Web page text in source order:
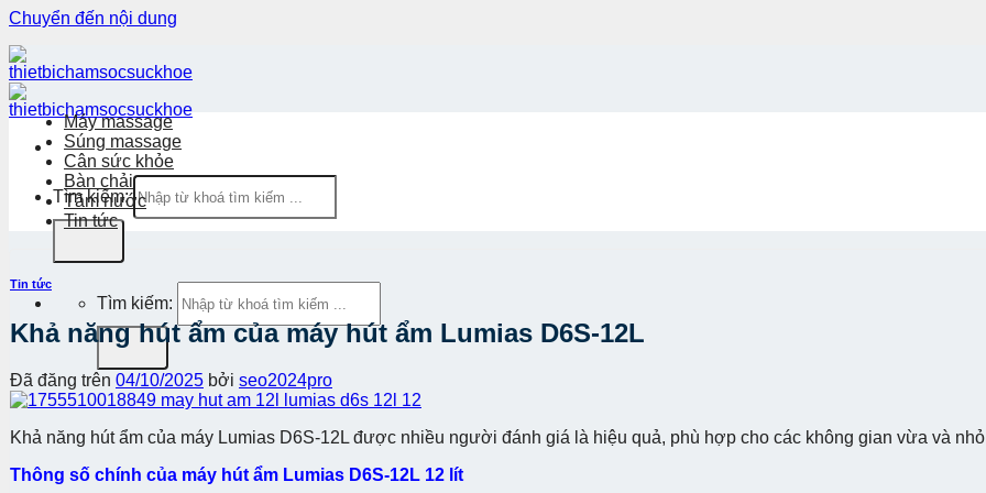
Chuyển đến nội dung
Tìm kiếm:
Tìm kiếm:
Máy massage
Súng massage
Cân sức khỏe
Bàn chải
Tăm nước
Tin tức
Tin tức
Khả năng hút ẩm của máy hút ẩm Lumias D6S-12L
Đã đăng trên 04/10/2025 bởi seo2024pro
Khả năng hút ẩm của máy Lumias D6S-12L được nhiều người đánh giá là hiệu quả, phù hợp cho các không gian vừa và
Thông số chính của máy hút ẩm Lumias D6S-12L 12 lít